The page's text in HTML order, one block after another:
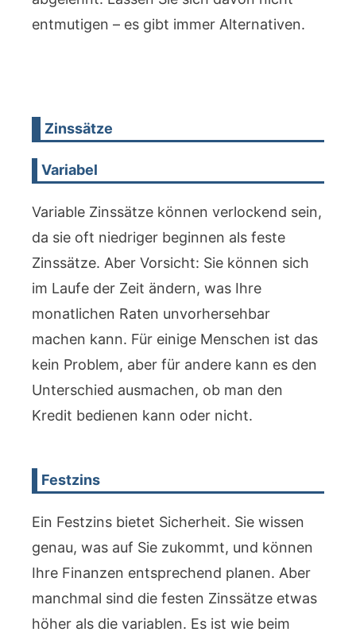
entmutigen – es gibt immer Alternativen.
Zinssätze
Variabel
Variable Zinssätze können verlockend sein,
da sie oft niedriger beginnen als feste
Zinssätze. Aber Vorsicht: Sie können sich
im Laufe der Zeit ändern, was Ihre
monatlichen Raten unvorhersehbar
machen kann. Für einige Menschen ist das
kein Problem, aber für andere kann es den
Unterschied ausmachen, ob man den
Kredit bedienen kann oder nicht.
Festzins
Ein Festzins bietet Sicherheit. Sie wissen
genau, was auf Sie zukommt, und können
Ihre Finanzen entsprechend planen. Aber
manchmal sind die festen Zinssätze etwas
höher als die variablen. Es ist wie beim